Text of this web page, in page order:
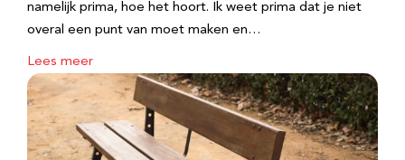
namelijk prima, hoe het hoort. Ik weet prima dat je niet
overal een punt van moet maken en…
Lees meer